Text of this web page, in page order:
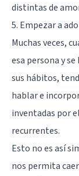
distintas de
5. Empezar a
Muchas veces,
esa persona y
sus hábitos,
hablar e
inventadas por
recurrentes.
Esto no es así
nos permita